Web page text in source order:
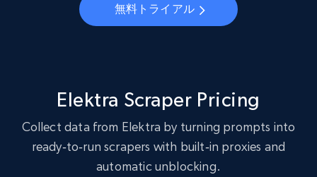
Instagram - Profiles - Collect profile
information by user name
無料トライアル
Elektra Scraper Pricing
Collect data from Elektra by turning prompts into
ready‑to‑run scrapers with built‑in proxies and
automatic unblocking.